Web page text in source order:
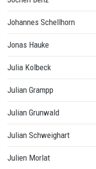
Johannes Schellhorn
Jonas Hauke
Julia Kolbeck
Julian Grampp
Julian Grunwald
Julian Schweighart
Julien Morlat